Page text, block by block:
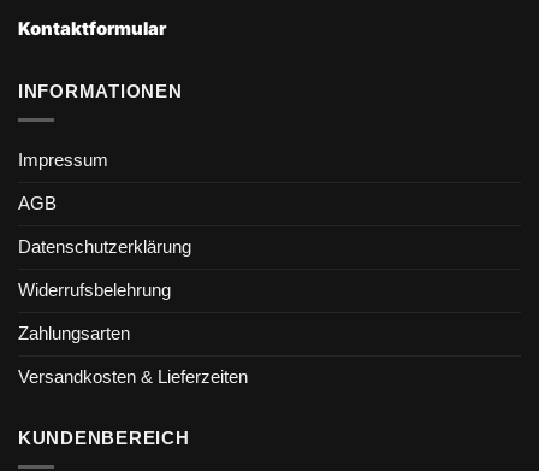
Kontaktformular
INFORMATIONEN
Impressum
AGB
Datenschutzerklärung
Widerrufsbelehrung
Zahlungsarten
Versandkosten & Lieferzeiten
KUNDENBEREICH